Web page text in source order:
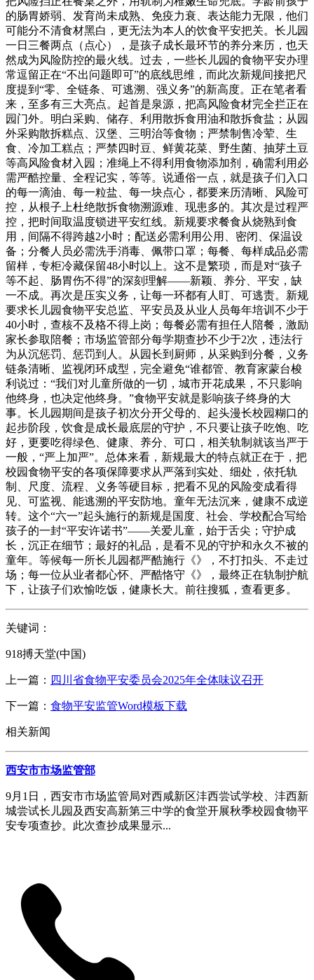
的肠胃娇弱、发育尚未成熟、免疫力衰、表达能力无限，他们
可能分不清食材黑白，更无法为本人的饮食平安把关。长儿园
一日三餐两点（点心），是孩子成长最环节的养分来历，也天
然成为风险防控的最火线。过去，一些长儿园的食物平安办理
常逗留正在“不出问题即可”的底线思维，而此次新规间接把尺
度提到“零、全链条、可逃溯、强义务”的新高度。正在笔者看
来，至多有三大亮点。起首是泉源，把高风险食材完全拦正在
园门外。明白采购、储存、利用散拆食用油和散拆食盐；从园
外采购散拆糕点、汉堡、三明治等食物；严禁制售冷荤、生
食、冷加工糕点；严禁四时豆、鲜黄花菜、野生菌、抽芽土豆
等高风险食材入园；准绳上不得利用食物添加剂，确需利用必
需严酷控量、全程记实，等等。说通俗一点，就是孩子们入口
的每一滴油、每一粒盐、每一块点心，都要来历清晰、风险可
控，从根子上杜绝散拆食物溯源难、现患多的。其次是过程严
控，把时间取温度锁进平安红线。新规要求餐食从烧熟到食
用，间隔不得跨越2小时；配送必需利用公用、密闭、保温设
备；分餐人员必需洗手消毒、佩带口罩；每餐、每样成品必需
留样，专柜冷藏保留48小时以上。这不是繁琐，而是对“孩子
等不起、肠胃伤不得”的深刻理解——新颖、养分、平安，缺
一不成。再次是压实义务，让每一环都有人盯、可逃责。新规
要求长儿园食物平安总监、平安员及从业人员每年培训不少于
40小时，查核不及格不得上岗；每餐必需有担任人陪餐，激励
家长参取陪餐；市场监管部分每学期查抄不少于2次，违法行
为从沉惩罚、惩罚到人。从园长到厨师，从采购到分餐，义务
链条清晰、监视闭环成型，完全避免“谁都管、教育家蒙台梭
利说过：“我们对儿童所做的一切，城市开花成果，不只影响
他终身，也决定他终身。”食物平安就是影响孩子终身的大
事。长儿园期间是孩子初次分开父母的、起头漫长校园糊口的
起步阶段，饮食是成长最底层的守护，不只要让孩子吃饱、吃
好，更要吃得绿色、健康、养分、可口，相关轨制就该当严于
一般，“严上加严”。总体来看，新规最大的特点就正在于，把
校园食物平安的各项保障要求从严落到实处、细处，依托轨
制、尺度、流程、义务等硬目标，把看不见的风险变成看得
见、可监视、能逃溯的平安防地。童年无法沉来，健康不成逆
转。这个“六一”起头施行的新规是国度、社会、学校配合写给
孩子的一封“平安许诺书”——关爱儿童，始于舌尖；守护成
长，沉正在细节；最好的礼品，是看不见的守护和永久不被的
童年。等候每一所长儿园都严酷施行《》，不打扣头、不走过
场；每一位从业者都心怀、严酷恪守《》，最终正在轨制护航
下，让孩子们欢愉吃饭，健康长大。前往搜狐，查看更多。
关键词：
918搏天堂(中国)
上一篇： 四川省食物平安委员会2025年全体味议召开
下一篇： 食物平安监管Word模板下载
相关新闻
西安市市场监管部
9月1日，西安市市场监管局对西咸新区沣西尝试学校、沣西新
城尝试长儿园及西安高新第三中学的食堂开展秋季校园食物平
安专项查抄。此次查抄成果显示...